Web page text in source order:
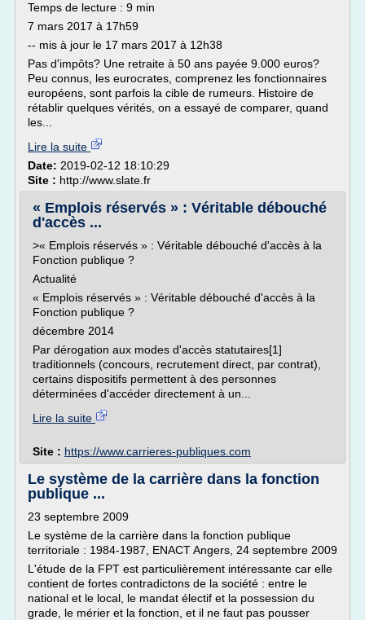
Temps de lecture : 9 min
7 mars 2017 à 17h59
-- mis à jour le 17 mars 2017 à 12h38
Pas d'impôts? Une retraite à 50 ans payée 9.000 euros?
Peu connus, les eurocrates, comprenez les fonctionnaires
européens, sont parfois la cible de rumeurs. Histoire de
rétablir quelques vérités, on a essayé de comparer, quand
les...
Lire la suite
Date: 2019-02-12 18:10:29
Site : http://www.slate.fr
« Emplois réservés » : Véritable débouché
d'accès ...
>« Emplois réservés » : Véritable débouché d'accès à la
Fonction publique ?
Actualité
« Emplois réservés » : Véritable débouché d'accès à la
Fonction publique ?
décembre 2014
Par dérogation aux modes d'accès statutaires[1]
traditionnels (concours, recrutement direct, par contrat),
certains dispositifs permettent à des personnes
déterminées d'accéder directement à un...
Lire la suite
Site : https://www.carrieres-publiques.com
Le système de la carrière dans la fonction
publique ...
23 septembre 2009
Le système de la carrière dans la fonction publique
territoriale : 1984-1987, ENACT Angers, 24 septembre 2009
L'étude de la FPT est particulièrement intéressante car elle
contient de fortes contradictons de la société : entre le
national et le local, le mandat électif et la possession du
grade, le mérier et la fonction, et il ne faut pas pousser